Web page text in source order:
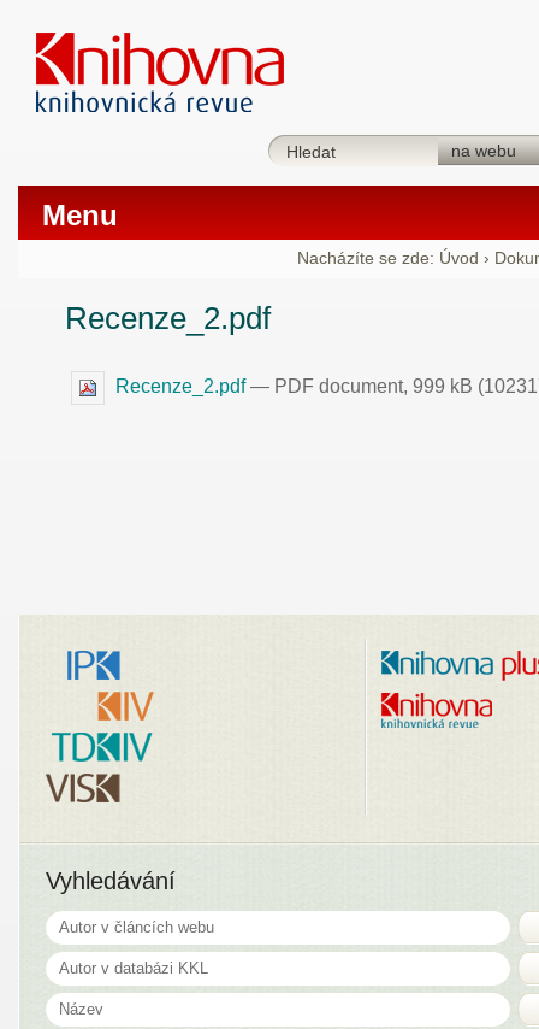
Menu
Nacházíte se zde: Úvod ›
Recenze_2.pdf
Recenze_2.pdf— PDF document, 999 kB
Vyhledávání